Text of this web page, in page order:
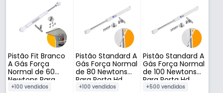
Pistão Fit Branco
A Gás Força
Normal de 60
Newtons Para
Porta Renna
+100 vendidos
Pistão Standard A
Gás Força Normal
de 80 Newtons
Para Porta Hd
+100 vendidos
Pistão Standard A
Gás Força Normal
de 100 Newtons
Para Porta Hd
+500 vendidos